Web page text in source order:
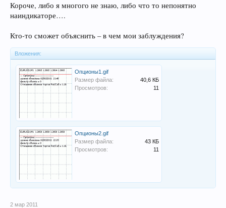
Короче, либо я многого не знаю, либо что то непонятно
наиндикаторе….
Кто-то сможет объяснить – в чем мои заблуждения?
Вложения:
Опционы1.gif
Размер файла:
40,6 КБ
Просмотров:
11
Опционы2.gif
Размер файла:
43 КБ
Просмотров:
11
2 мар 2011